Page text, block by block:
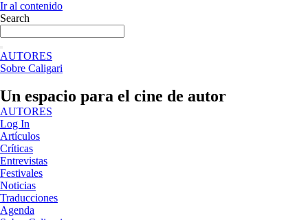
Ir al contenido
Search
AUTORES
Sobre Caligari
Un espacio para el cine de autor
AUTORES
Log In
Artículos
Críticas
Entrevistas
Festivales
Noticias
Traducciones
Agenda